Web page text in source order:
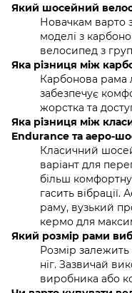
Який шосейний
Новачкам варто
моделі з
велосипед з
Яка різниця між
Карбонова рама
забезпечує
жорстка та
Яка різниця між
Endurance та аеро-
Класичний
варіант для
більш
гасить
раму, вузький
кермо для
Який розмір рами
Розмір
ніг. Зазвичай
виробника або